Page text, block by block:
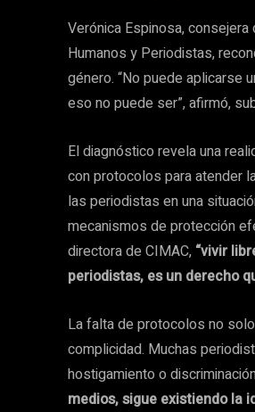
Verónica Espinosa,
Humanos y Periodistas,
género. “No puede aplicarse
eso no puede ser”, afirmó,
El diagnóstico revela una
con protocolos para atender
las periodistas en una
mecanismos de protección
directora de CIMAC, “vivir
periodistas, es un derecho
La falta de protocolos no
complicidad. Muchas
hostigamiento o
medios, sigue existiendo la